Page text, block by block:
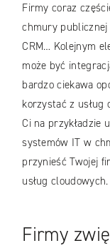
Firmy coraz
chmury
CRM… Kolejnym
może być
bardzo ciekawa
korzystać z
Ci na przykładzie
systemów IT w
przynieść Twojej
usług cloudowych.
Firmy